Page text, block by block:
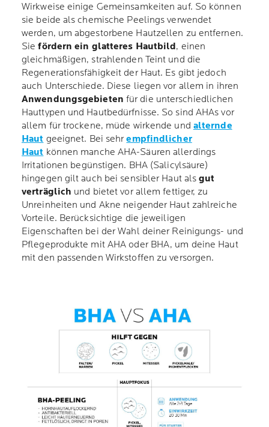
Wirkweise einige Gemeinsamkeiten auf. So können
sie beide als chemische Peelings verwendet
werden, um abgestorbene Hautzellen zu entfernen.
Siefördern ein glatteres Hautbild, einen
gleichmäßigen, strahlenden Teint und die
Regenerationsfähigkeit der Haut. Es gibt jedoch
auch Unterschiede. Diese liegen vor allem in ihren
Anwendungsgebieten für die unterschiedlichen
Hauttypen und Hautbedürfnisse. So sind AHAs vor
allem für trockene, müde wirkende und alternde
Haut geeignet. Bei sehrempfindlicher
Haut können manche AHA-Säuren allerdings
Irritationen begünstigen. BHA (Salicylsäure)
hingegen gilt auch bei sensibler Haut als gut
verträglich und bietet vor allem fettiger, zu
Unreinheiten und Akne neigender Haut zahlreiche
Vorteile. Berücksichtige die jeweiligen
Eigenschaften bei der Wahl deiner Reinigungs- und
Pflegeprodukte mit AHA oder BHA, um deine Haut
mit den passenden Wirkstoffen zu versorgen.